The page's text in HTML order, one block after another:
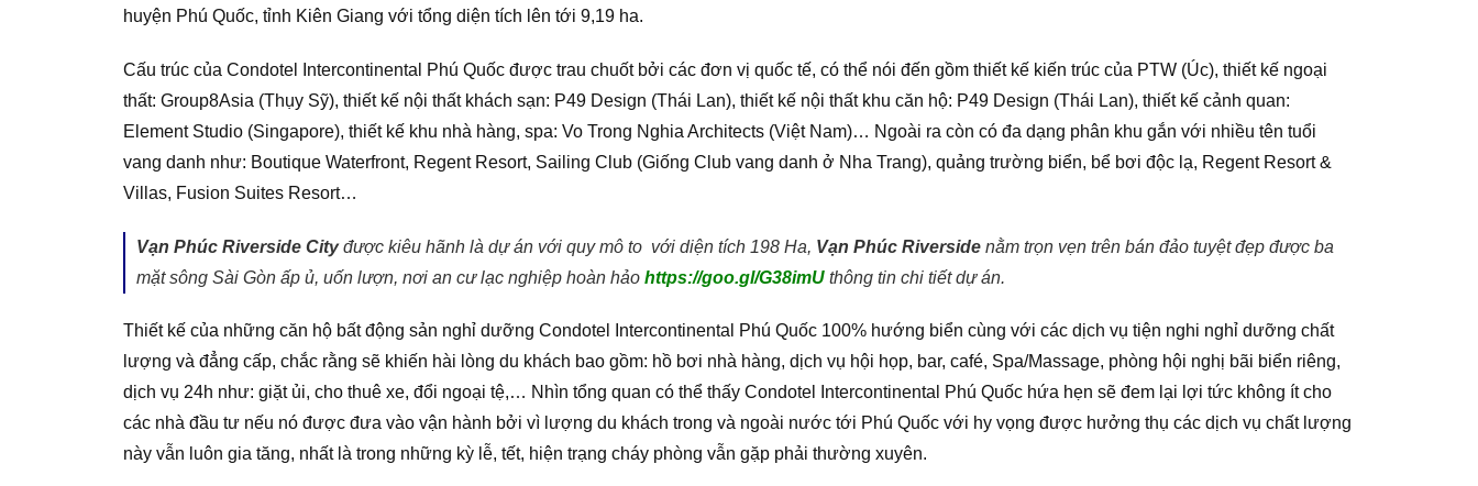
huyện Phú Quốc, tỉnh Kiên Giang với tổng diện tích lên tới 9,19 ha.
Cấu trúc của Condotel Intercontinental Phú Quốc được trau chuốt bởi các đơn vị quốc tế, có thể nói đến gồm thiết kế kiến trúc của PTW (Úc), thiết kế ngoại
thất: Group8Asia (Thụy Sỹ), thiết kế nội thất khách sạn: P49 Design (Thái Lan), thiết kế nội thất khu căn hộ: P49 Design (Thái Lan), thiết kế cảnh quan:
Element Studio (Singapore), thiết kế khu nhà hàng, spa: Vo Trong Nghia Architects (Việt Nam)… Ngoài ra còn có đa dạng phân khu gắn với nhiều tên tuổi
vang danh như: Boutique Waterfront, Regent Resort, Sailing Club (Giống Club vang danh ở Nha Trang), quảng trường biển, bể bơi độc lạ, Regent Resort &
Villas, Fusion Suites Resort…
Vạn Phúc Riverside Cityđược kiêu hãnh là dự án với quy mô to với diện tích 198 Ha, Vạn Phúc Riverside nằm trọn vẹn trên bán đảo tuyệt đẹp được ba
mặt sông Sài Gòn ấp ủ, uốn lượn, nơi an cư lạc nghiệp hoàn hảo https://goo.gl/G38imU thông tin chi tiết dự án.
Thiết kế của những căn hộ bất động sản nghỉ dưỡng Condotel Intercontinental Phú Quốc 100% hướng biển cùng với các dịch vụ tiện nghi nghỉ dưỡng chất
lượng và đẳng cấp, chắc rằng sẽ khiến hài lòng du khách bao gồm: hồ bơi nhà hàng, dịch vụ hội họp, bar, café, Spa/Massage, phòng hội nghị bãi biển riêng,
dịch vụ 24h như: giặt ủi, cho thuê xe, đổi ngoại tệ,… Nhìn tổng quan có thể thấy Condotel Intercontinental Phú Quốc hứa hẹn sẽ đem lại lợi tức không ít cho
các nhà đầu tư nếu nó được đưa vào vận hành bởi vì lượng du khách trong và ngoài nước tới Phú Quốc với hy vọng được hưởng thụ các dịch vụ chất lượng
này vẫn luôn gia tăng, nhất là trong những kỳ lễ, tết, hiện trạng cháy phòng vẫn gặp phải thường xuyên.